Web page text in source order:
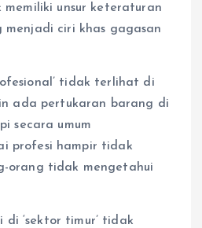
memiliki unsur keteraturan
ciri khas gagasan
tidak terlihat di
ada pertukaran barang di
secara umum
profesi hampir tidak
orang tidak mengetahui
‘sektor timur’ tidak